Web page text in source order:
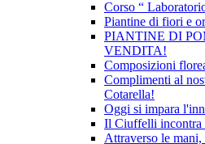
Corso “
Piantine di fiori e
PIANTINE DI
VENDITA!
Composizioni
Complimenti al
Cotarella!
Oggi si impara
Il Ciuffelli incontra
Attraverso le